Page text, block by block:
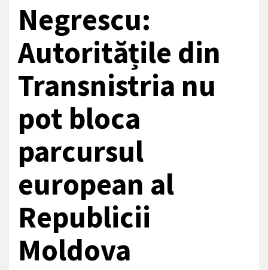
Negrescu:
Autoritățile din
Transnistria nu
pot bloca
parcursul
european al
Republicii
Moldova